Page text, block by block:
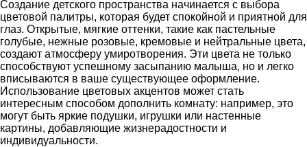
Создание детского пространства начинается с выбора
цветовой палитры, которая будет спокойной и приятной для
глаз. Открытые, мягкие оттенки, такие как пастельные
голубые, нежные розовые, кремовые и нейтральные цвета,
создают атмосферу умиротворения. Эти цвета не только
способствуют успешному засыпанию малыша, но и легко
вписываются в ваше существующее оформление.
Использование цветовых акцентов может стать
интересным способом дополнить комнату: например, это
могут быть яркие подушки, игрушки или настенные
картины, добавляющие жизнерадостности и
индивидуальности.